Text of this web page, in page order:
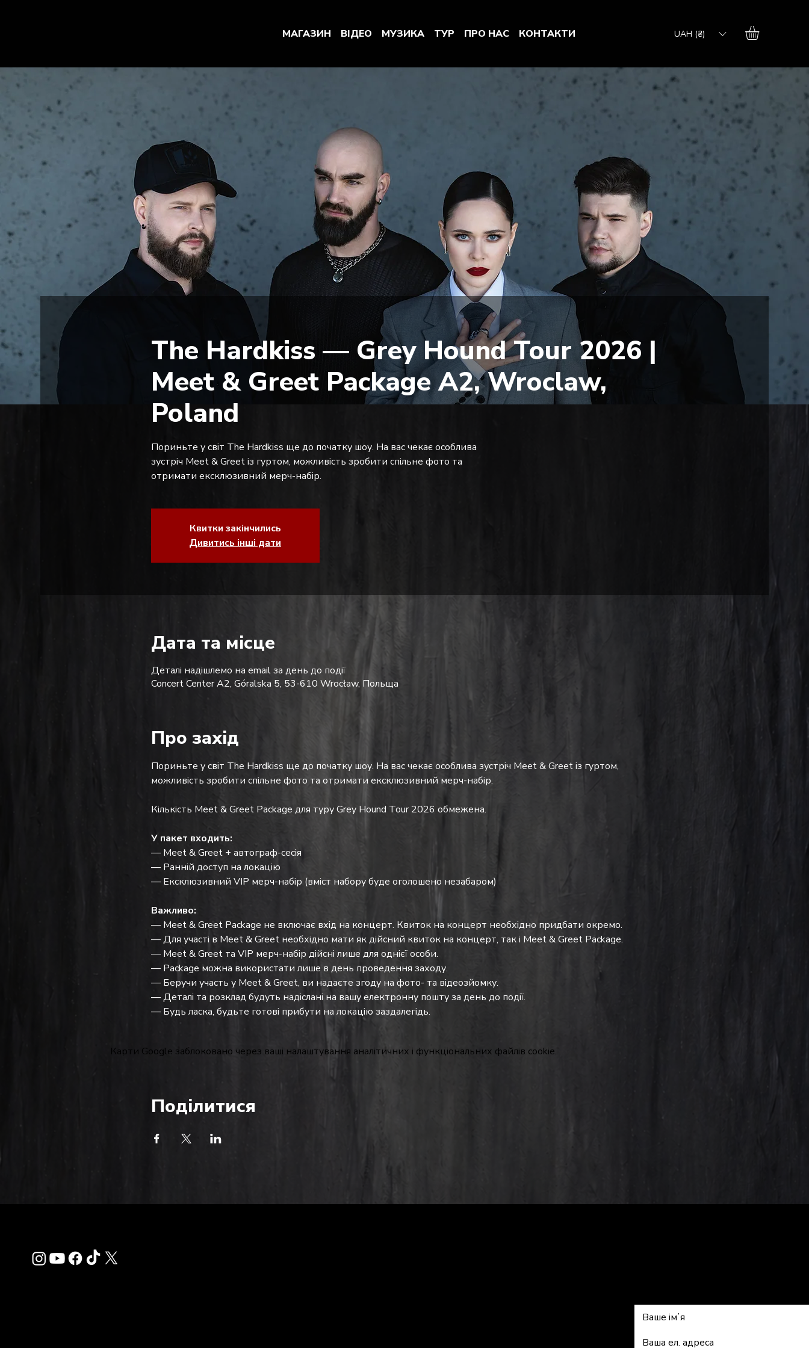
МАГАЗИН ВІДЕО МУЗИКА ТУР ПРО НАС КОНТАКТИ UAH (₴)
The Hardkiss — Grey Hound Tour 2026 |
Meet & Greet Package A2, Wroclaw,
Poland
Пориньте у світ The Hardkiss ще до початку шоу. На вас чекає особлива
зустріч Meet & Greet із гуртом, можливість зробити спільне фото та
отримати ексклюзивний мерч-набір.
Квитки закінчились
Дивитись інші дати
Дата та місце
Деталі надішлемо на email за день до події
Concert Center A2, Góralska 5, 53-610 Wrocław, Польща
Про захід
Пориньте у світ The Hardkiss ще до початку шоу. На вас чекає особлива зустріч Meet & Greet із гуртом,
можливість зробити спільне фото та отримати ексклюзивний мерч-набір.
Кількість Meet & Greet Package для туру Grey Hound Tour 2026 обмежена.
У пакет входить:
— Meet & Greet + автограф-сесія
— Ранній доступ на локацію
— Ексклюзивний VIP мерч-набір (вміст набору буде оголошено незабаром)
Важливо:
— Meet & Greet Package не включає вхід на концерт. Квиток на концерт необхідно придбати окремо.
— Для участі в Meet & Greet необхідно мати як дійсний квиток на концерт, так і Meet & Greet Package.
— Meet & Greet та VIP мерч-набір дійсні лише для однієї особи.
— Package можна використати лише в день проведення заходу.
— Беручи участь у Meet & Greet, ви надаєте згоду на фото- та відеозйомку.
— Деталі та розклад будуть надіслані на вашу електронну пошту за день до події.
— Будь ласка, будьте готові прибути на локацію заздалегідь.
Карти Google заблоковано через ваші налаштування аналітичних і функціональних файлів cookie.
Поділитися